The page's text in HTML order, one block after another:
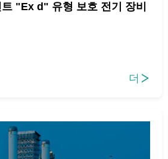
"Ex d" 유형 보호 전기 장비
더 